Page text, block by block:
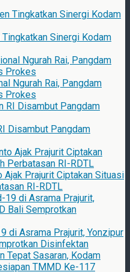
Sinergi Kodam
Ngurah Rai, Pangdam
Prokes
Disambut Pangdam
Ajak Prajurit Ciptakan Situasi
RI-RDTL
di Asrama Prajurit, Yonzipur
Disinfektan